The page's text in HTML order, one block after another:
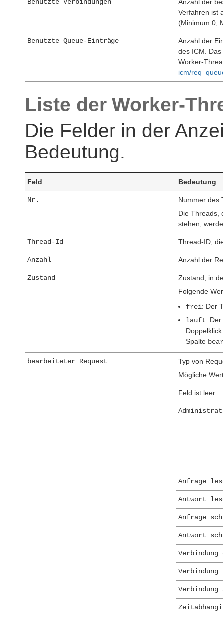
Benutzte Verbindungen
Anzahl der
Verfahren ist
(Minimum 0,
Benutzte Queue-Einträge
Anzahl der
des ICM.
Worker-
icm/
Liste der Worker-
Die Felder in der
Bedeutung.
Feld Bedeutung
Nr.
Nummer des
Die Threads,
stehen,
Thread-Id Thread-ID,
Anzahl Anzahl der
Zustand
Zustand, in
Folgende
frei: Der
läuft:
Spalte
bearbeiteter Request
Typ von
Mögliche
Feld ist leer
Anfrage
Antwort
Anfrage
Antwort
Verbindung
Verbindung
Verbindung